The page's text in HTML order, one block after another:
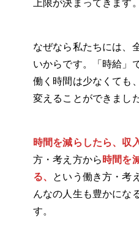
上限が決まってきます。
なぜなら私たちには、
いからです。「時給」
働く時間は少なくても
変えることができました
時間を減らしたら、収
方・考え方から 時間を
る、 という働き方・考
んなの人生も豊かにな
す。